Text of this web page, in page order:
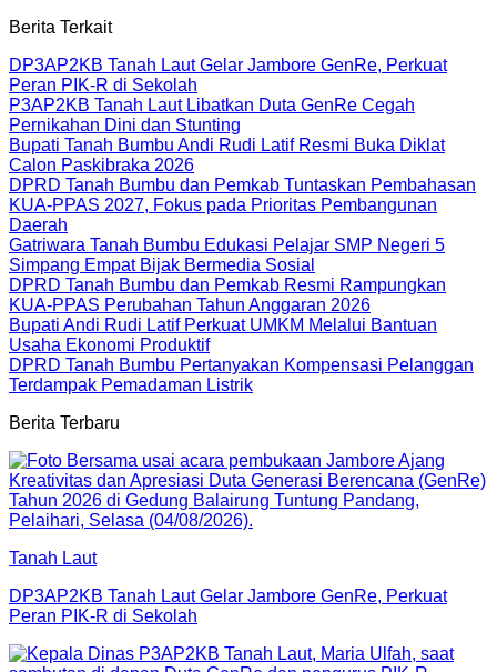
Berita Terkait
DP3AP2KB Tanah Laut Gelar Jambore GenRe, Perkuat
Peran PIK-R di Sekolah
P3AP2KB Tanah Laut Libatkan Duta GenRe Cegah
Pernikahan Dini dan Stunting
Bupati Tanah Bumbu Andi Rudi Latif Resmi Buka Diklat
Calon Paskibraka 2026
DPRD Tanah Bumbu dan Pemkab Tuntaskan Pembahasan
KUA-PPAS 2027, Fokus pada Prioritas Pembangunan
Daerah
Gatriwara Tanah Bumbu Edukasi Pelajar SMP Negeri 5
Simpang Empat Bijak Bermedia Sosial
DPRD Tanah Bumbu dan Pemkab Resmi Rampungkan
KUA-PPAS Perubahan Tahun Anggaran 2026
Bupati Andi Rudi Latif Perkuat UMKM Melalui Bantuan
Usaha Ekonomi Produktif
DPRD Tanah Bumbu Pertanyakan Kompensasi Pelanggan
Terdampak Pemadaman Listrik
Berita Terbaru
Tanah Laut
DP3AP2KB Tanah Laut Gelar Jambore GenRe, Perkuat
Peran PIK-R di Sekolah